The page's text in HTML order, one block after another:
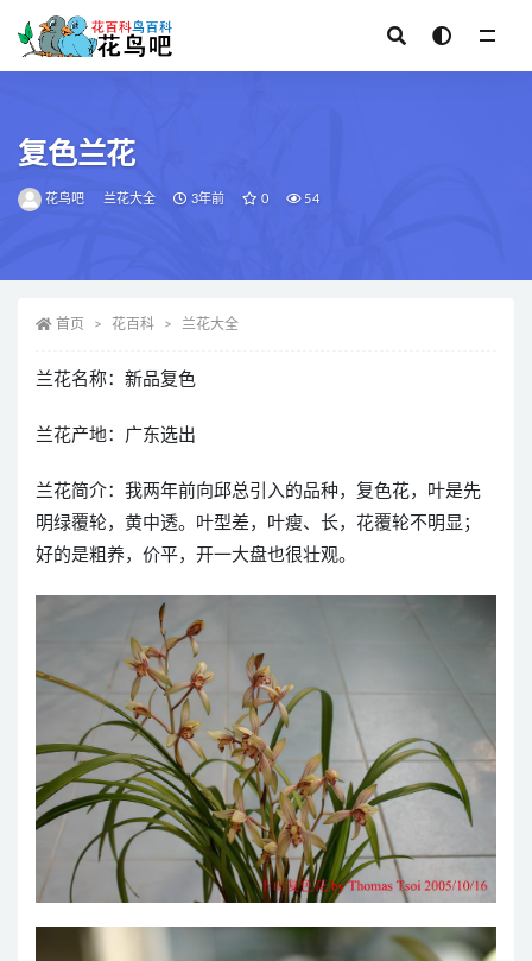
复色兰花
花鸟吧 兰花大全 3年前 0 54
首页 花百科 兰花大全
兰花名称：新品复色
兰花产地：广东选出
兰花简介：我两年前向邱总引入的品种，复色花，叶是先
明绿覆轮，黄中透。叶型差，叶瘦、长，花覆轮不明显；
好的是粗养，价平，开一大盘也很壮观。